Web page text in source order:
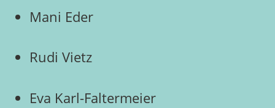
Mani Eder
Rudi Vietz
Eva Karl-Faltermeier